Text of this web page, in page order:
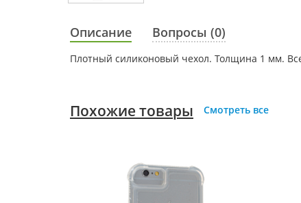
Описание Вопросы (0)
Плотный силиконовый чехол. Толщина 1 мм.
Похожие товары Смотреть все